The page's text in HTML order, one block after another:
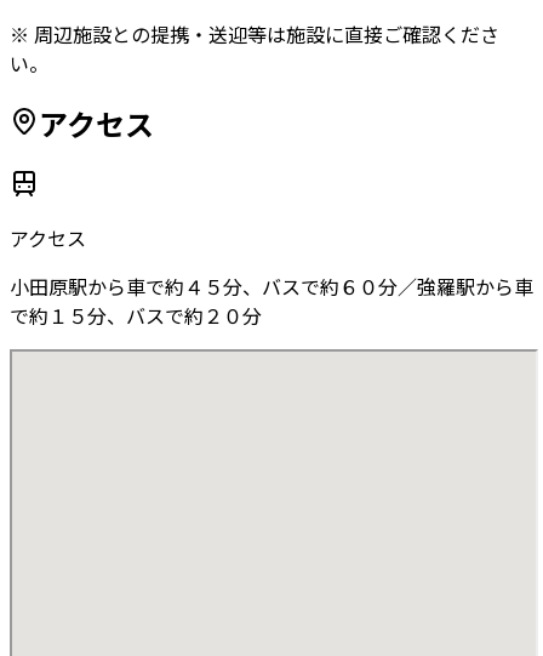
※ 周辺施設との提携・送迎等は施設に直接ご確認くださ
い。
アクセス
アクセス
小田原駅から車で約４５分、バスで約６０分／強羅駅から車
で約１５分、バスで約２０分